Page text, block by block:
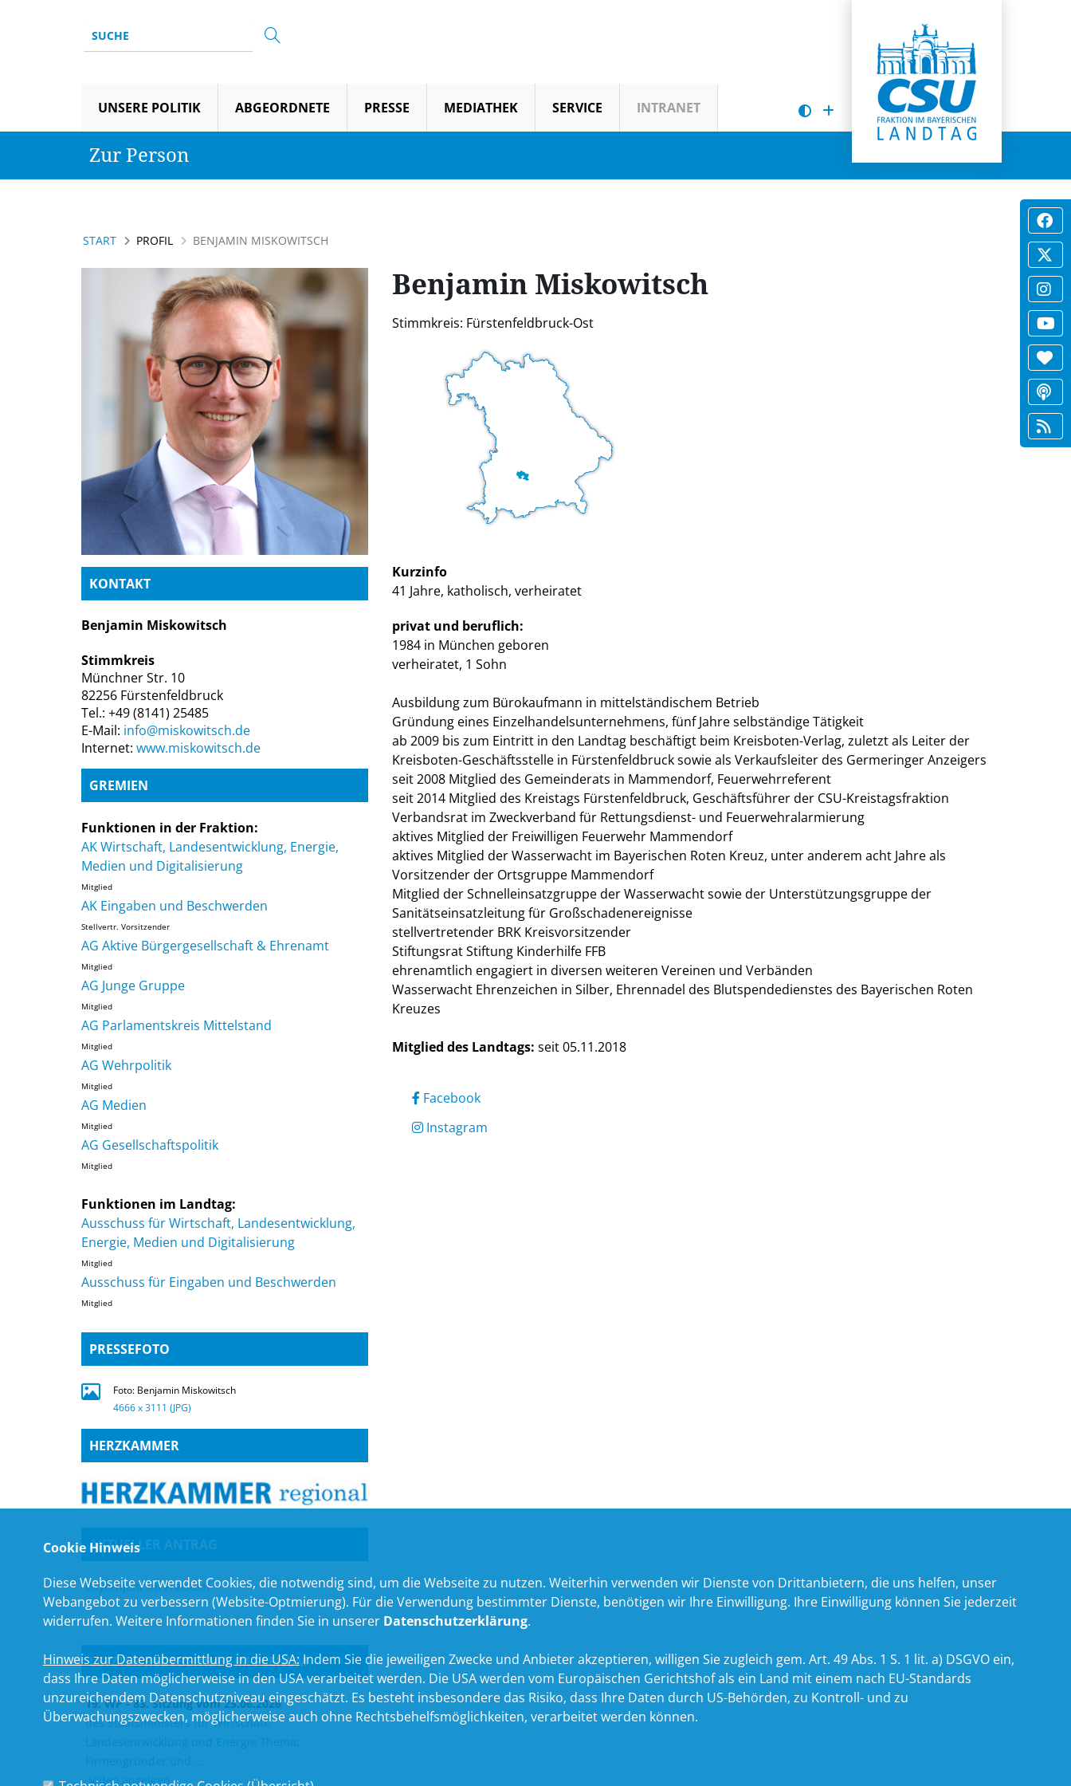
UNSERE POLITIK ABGEORDNETE PRESSE MEDIATHEK SERVICE INTRANET
Zur Person
START PROFIL BENJAMIN MISKOWITSCH
KONTAKT
Benjamin Miskowitsch
Stimmkreis
Münchner Str. 10
82256 Fürstenfeldbruck
Tel.: +49 (8141) 25485
E-Mail: info@miskowitsch.de
Internet: www.miskowitsch.de
GREMIEN
Funktionen in der Fraktion:
AK Wirtschaft, Landesentwicklung, Energie,
Medien und Digitalisierung
Mitglied
AK Eingaben und Beschwerden
Stellvertr. Vorsitzender
AG Aktive Bürgergesellschaft & Ehrenamt
Mitglied
AG Junge Gruppe
Mitglied
AG Parlamentskreis Mittelstand
Mitglied
AG Wehrpolitik
Mitglied
AG Medien
Mitglied
AG Gesellschaftspolitik
Mitglied
Funktionen im Landtag:
Ausschuss für Wirtschaft, Landesentwicklung,
Energie, Medien und Digitalisierung
Mitglied
Ausschuss für Eingaben und Beschwerden
Mitglied
PRESSEFOTO
Foto: Benjamin Miskowitsch
4666 x 3111 (JPG)
HERZKAMMER
AKTUELLER ANTRAG
Bayernjahr im Freistaat
LETZTER REDEBEITRAG IM PLENUM
19. WP - 83. Sitzung vom 25.06.2026
des Staatsministers für Wirtschaft,
Landesentwicklung und Energie Thema:
Firmengründer und
Video anzeigen
Benjamin Miskowitsch
Stimmkreis: Fürstenfeldbruck-Ost
Kurzinfo
41 Jahre, katholisch, verheiratet
privat und beruflich:
1984 in München geboren
verheiratet, 1 Sohn
Ausbildung zum Bürokaufmann in mittelständischem Betrieb
Gründung eines Einzelhandelsunternehmens, fünf Jahre selbständige Tätigkeit
ab 2009 bis zum Eintritt in den Landtag beschäftigt beim Kreisboten-Verlag, zuletzt als Leiter der
Kreisboten-Geschäftsstelle in Fürstenfeldbruck sowie als Verkaufsleiter des Germeringer Anzeigers
seit 2008 Mitglied des Gemeinderats in Mammendorf, Feuerwehrreferent
seit 2014 Mitglied des Kreistags Fürstenfeldbruck, Geschäftsführer der CSU-Kreistagsfraktion
Verbandsrat im Zweckverband für Rettungsdienst- und Feuerwehralarmierung
aktives Mitglied der Freiwilligen Feuerwehr Mammendorf
aktives Mitglied der Wasserwacht im Bayerischen Roten Kreuz, unter anderem acht Jahre als
Vorsitzender der Ortsgruppe Mammendorf
Mitglied der Schnelleinsatzgruppe der Wasserwacht sowie der Unterstützungsgruppe der
Sanitätseinsatzleitung für Großschadenereignisse
stellvertretender BRK Kreisvorsitzender
Stiftungsrat Stiftung Kinderhilfe FFB
ehrenamtlich engagiert in diversen weiteren Vereinen und Verbänden
Wasserwacht Ehrenzeichen in Silber, Ehrennadel des Blutspendedienstes des Bayerischen Roten
Kreuzes
Mitglied des Landtags: seit 05.11.2018
Facebook
Instagram
Cookie Hinweis
Diese Webseite verwendet Cookies, die notwendig sind, um die Webseite zu nutzen. Weiterhin verwenden wir Dienste von Drittanbietern, die uns helfen, unser
Webangebot zu verbessern (Website-Optmierung). Für die Verwendung bestimmter Dienste, benötigen wir Ihre Einwilligung. Ihre Einwilligung können Sie jederzeit
widerrufen. Weitere Informationen finden Sie in unserer Datenschutzerklärung.
Hinweis zur Datenübermittlung in die USA:Indem Sie die jeweiligen Zwecke und Anbieter akzeptieren, willigen Sie zugleich gem. Art. 49 Abs. 1 S. 1 lit. a) DSGVO ein,
dass Ihre Daten möglicherweise in den USA verarbeitet werden. Die USA werden vom Europäischen Gerichtshof als ein Land mit einem nach EU-Standards
unzureichendem Datenschutzniveau eingeschätzt. Es besteht insbesondere das Risiko, dass Ihre Daten durch US-Behörden, zu Kontroll- und zu
Überwachungszwecken, möglicherweise auch ohne Rechtsbehelfsmöglichkeiten, verarbeitet werden können.